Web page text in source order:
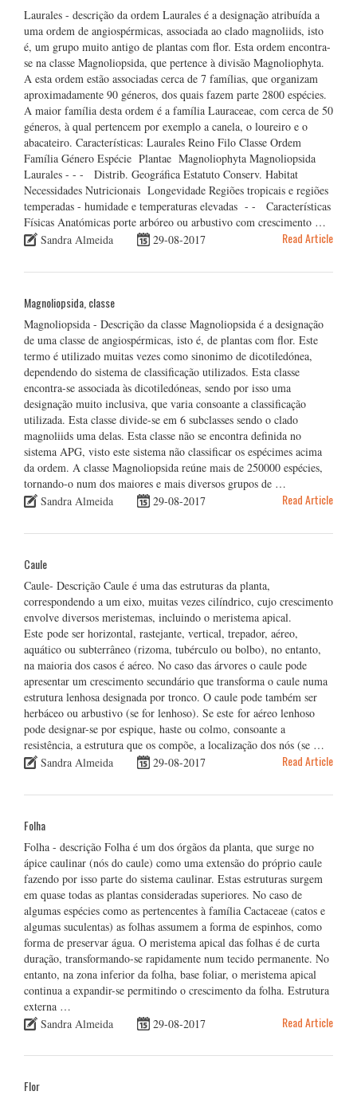
Laurales - descrição da ordem Laurales é a designação atribuída a
uma ordem de angiospérmicas, associada ao clado magnoliids, isto
é, um grupo muito antigo de plantas com flor. Esta ordem encontra-
se na classe Magnoliopsida, que pertence à divisão Magnoliophyta.
A esta ordem estão associadas cerca de 7 famílias, que organizam
aproximadamente 90 géneros, dos quais fazem parte 2800 espécies.
A maior família desta ordem é a família Lauraceae, com cerca de 50
géneros, à qual pertencem por exemplo a canela, o loureiro e o
abacateiro. Características: Laurales Reino Filo Classe Ordem
Família Género Espécie Plantae Magnoliophyta Magnoliopsida
Laurales - - - Distrib. Geográfica Estatuto Conserv. Habitat
Necessidades Nutricionais Longevidade Regiões tropicais e regiões
temperadas - humidade e temperaturas elevadas - - Características
Físicas Anatómicas porte arbóreo ou arbustivo com crescimento …
Sandra Almeida
29-08-2017 Read Article
Magnoliopsida, classe
Magnoliopsida - Descrição da classe Magnoliopsida é a designação
de uma classe de angiospérmicas, isto é, de plantas com flor. Este
termo é utilizado muitas vezes como sinonimo de dicotiledónea,
dependendo do sistema de classificação utilizados. Esta classe
encontra-se associada às dicotiledóneas, sendo por isso uma
designação muito inclusiva, que varia consoante a classificação
utilizada. Esta classe divide-se em 6 subclasses sendo o clado
magnoliids uma delas. Esta classe não se encontra definida no
sistema APG, visto este sistema não classificar os espécimes acima
da ordem. A classe Magnoliopsida reúne mais de 250000 espécies,
tornando-o num dos maiores e mais diversos grupos de …
Sandra Almeida
29-08-2017 Read Article
Caule
Caule- Descrição Caule é uma das estruturas da planta,
correspondendo a um eixo, muitas vezes cilíndrico, cujo crescimento
envolve diversos meristemas, incluindo o meristema apical.
Este pode ser horizontal, rastejante, vertical, trepador, aéreo,
aquático ou subterrâneo (rizoma, tubérculo ou bolbo), no entanto,
na maioria dos casos é aéreo. No caso das árvores o caule pode
apresentar um crescimento secundário que transforma o caule numa
estrutura lenhosa designada por tronco. O caule pode também ser
herbáceo ou arbustivo (se for lenhoso). Se este for aéreo lenhoso
pode designar-se por espique, haste ou colmo, consoante a
resistência, a estrutura que os compõe, a localização dos nós (se …
Sandra Almeida
29-08-2017 Read Article
Folha
Folha - descrição Folha é um dos órgãos da planta, que surge no
ápice caulinar (nós do caule) como uma extensão do próprio caule
fazendo por isso parte do sistema caulinar. Estas estruturas surgem
em quase todas as plantas consideradas superiores. No caso de
algumas espécies como as pertencentes à família Cactaceae (catos e
algumas suculentas) as folhas assumem a forma de espinhos, como
forma de preservar água. O meristema apical das folhas é de curta
duração, transformando-se rapidamente num tecido permanente. No
entanto, na zona inferior da folha, base foliar, o meristema apical
continua a expandir-se permitindo o crescimento da folha. Estrutura
externa …
Sandra Almeida
29-08-2017 Read Article
Flor